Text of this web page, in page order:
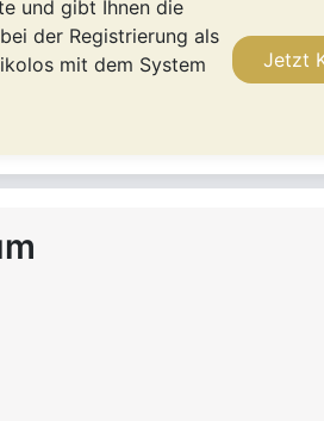
und gibt Ihnen die
der Registrierung als
mit dem System
Jetzt